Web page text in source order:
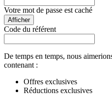
Votre mot de passe est caché
Afficher
Code du référent
De temps en temps, nous
contenant :
Offres exclusives
Réductions exclusives